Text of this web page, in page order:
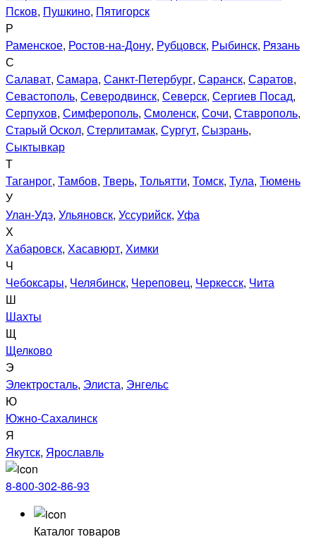
Псков, Пушкино, Пятигорск
Р
Раменское, Ростов-на-Дону, Рубцовск, Рыбинск, Рязань
С
Салават, Самара, Санкт-Петербург, Саранск, Саратов,
Севастополь, Северодвинск, Северск, Сергиев Посад,
Серпухов, Симферополь, Смоленск, Сочи, Ставрополь,
Старый Оскол, Стерлитамак, Сургут, Сызрань,
Сыктывкар
Т
Таганрог, Тамбов, Тверь, Тольятти, Томск, Тула, Тюмень
У
Улан-Удэ, Ульяновск, Уссурийск, Уфа
Х
Хабаровск, Хасавюрт, Химки
Ч
Чебоксары, Челябинск, Череповец, Черкесск, Чита
Ш
Шахты
Щ
Щелково
Э
Электросталь, Элиста, Энгельс
Ю
Южно-Сахалинск
Я
Якутск, Ярославль
8-800-302-86-93
Каталог товаров